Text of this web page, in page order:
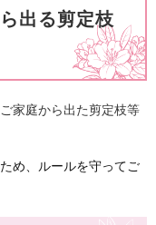
出る剪定枝
家庭から出た剪定枝等
め、ルールを守ってご